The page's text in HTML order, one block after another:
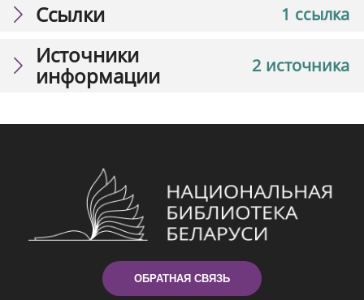
1 ссылка
Ссылки
2 источника
Источники
информации
ОБРАТНАЯ СВЯЗЬ